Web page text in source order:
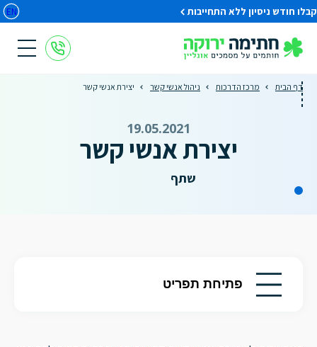
קבלו חודש ניסיון ללא התחייבות EN
דף הבית מרכז הדרכות ניהול אנשי קשר יצירת אנשי קשר
19.05.2021
יצירת אנשי קשר
שתף
פתיחת תפריט